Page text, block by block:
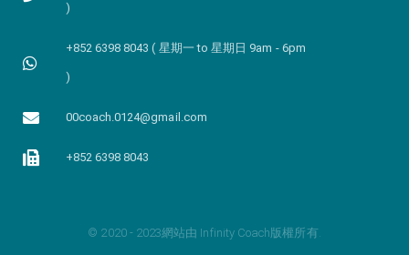
)
+852 6398 8043 ( 星期一 to 星期日 9am - 6pm
)
00coach.0124@gmail.com
+852 6398 8043
© 2020 - 2023網站由 Infinity Coach版權所有.